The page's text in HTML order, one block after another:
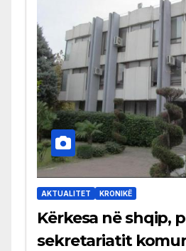
AKTUALITET KRONIKË
Kërkesa në shqip,
sekretariatit